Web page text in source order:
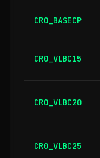
CR0_BASECP
CR0_VLBC15
CR0_VLBC20
CR0_VLBC25